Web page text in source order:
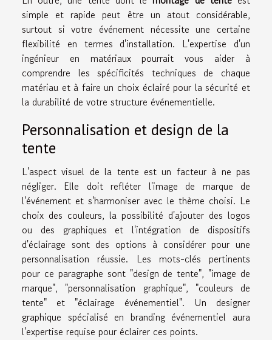
simple et rapide peut être un atout considérable,
surtout si votre événement nécessite une certaine
flexibilité en termes d'installation. L'expertise d'un
ingénieur en matériaux pourrait vous aider à
comprendre les spécificités techniques de chaque
matériau et à faire un choix éclairé pour la sécurité et
la durabilité de votre structure événementielle.
Personnalisation et design de la
tente
L'aspect visuel de la tente est un facteur à ne pas
négliger. Elle doit refléter l'image de marque de
l'événement et s'harmoniser avec le thème choisi. Le
choix des couleurs, la possibilité d'ajouter des logos
ou des graphiques et l'intégration de dispositifs
d'éclairage sont des options à considérer pour une
personnalisation réussie. Les mots-clés pertinents
pour ce paragraphe sont "design de tente", "image de
marque", "personnalisation graphique", "couleurs de
tente" et "éclairage événementiel". Un designer
graphique spécialisé en branding événementiel aura
l'expertise requise pour éclairer ces points.